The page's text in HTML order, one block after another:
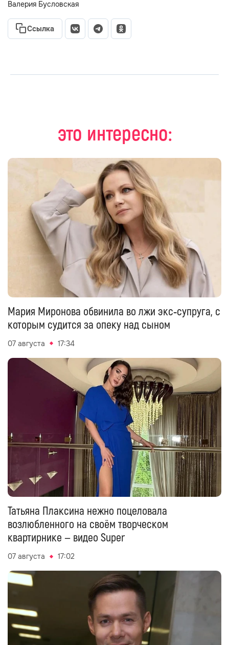
Валерия Бусловская
Ссылка
это интересно:
Мария Миронова обвинила во лжи экс‑супруга, с
которым судится за опеку над сыном
07 августа 17:34
Татьяна Плаксина нежно поцеловала
возлюбленного на своём творческом
квартирнике — видео Super
07 августа 17:02